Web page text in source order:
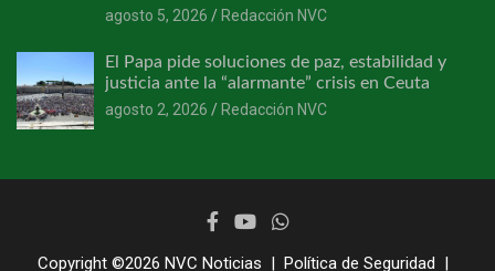
agosto 5, 2026
Redacción NVC
El Papa pide soluciones de paz, estabilidad y
justicia ante la “alarmante” crisis en Ceuta
agosto 2, 2026
Redacción NVC
Copyright ©2026 NVC Noticias Política de Seguridad